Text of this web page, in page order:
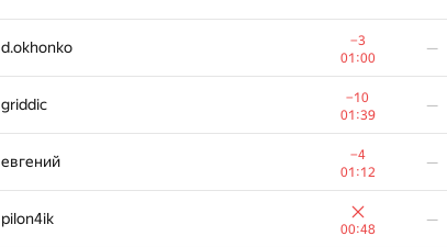
d.okhonko
−3
01:00
—
griddic
−10
01:39
—
евгений
−4
01:12
—
pilon4ik
00:48
—
rusakovya —
yantonov
−6
01:13
KINPA200296
−5
01:35
jobayersheikh —